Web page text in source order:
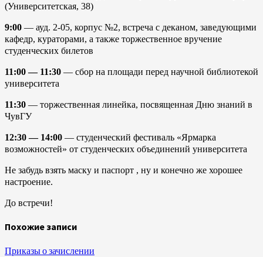
(Университетская, 38)
9:00 — ауд. 2-05, корпус №2, встреча с деканом, заведующими
кафедр, кураторами, а также торжественное вручение
студенческих билетов
11:00 — 11:30 — сбор на площади перед научной библиотекой
университета
11:30 — торжественная линейка, посвященная Дню знаний в
ЧувГУ
12:30 — 14:00 — студенческий фестиваль «Ярмарка
возможностей» от студенческих объединений университета
Не забудь взять маску и паспорт , ну и конечно же хорошее
настроение.
До встречи!
Похожие записи
Приказы о зачислении